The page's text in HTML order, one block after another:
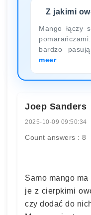
Z jakimi
Mango łączy
bardzo
meer
Joep Sanders
2025-10-09 09:50:34
Count answers : 8
Samo mango ma
je z cierpkimi
czy dodać do